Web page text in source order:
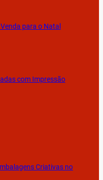
para o Natal
com Impressão
Criativas no